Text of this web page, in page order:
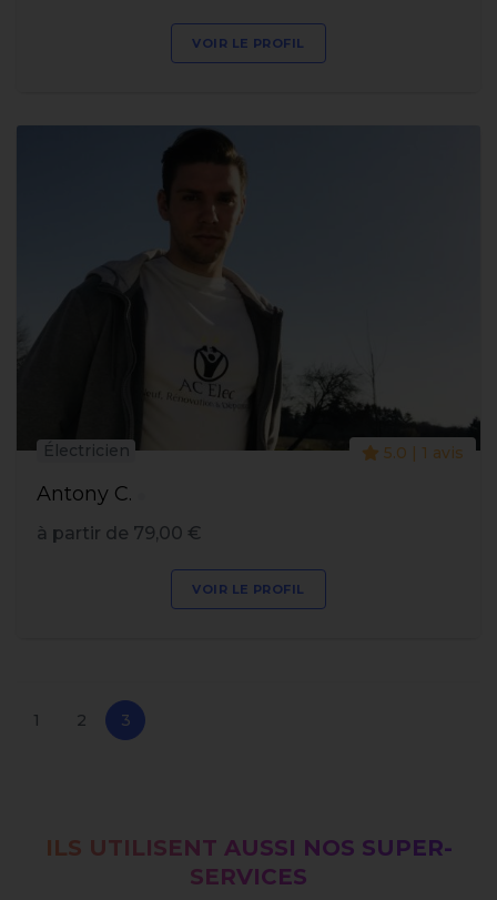
VOIR LE PROFIL
Antony C.
Électricien 5.0 | 1 avis
à partir de 79,00 €
VOIR LE PROFIL
1 2 3
ILS UTILISENT AUSSI NOS SUPER-
SERVICES